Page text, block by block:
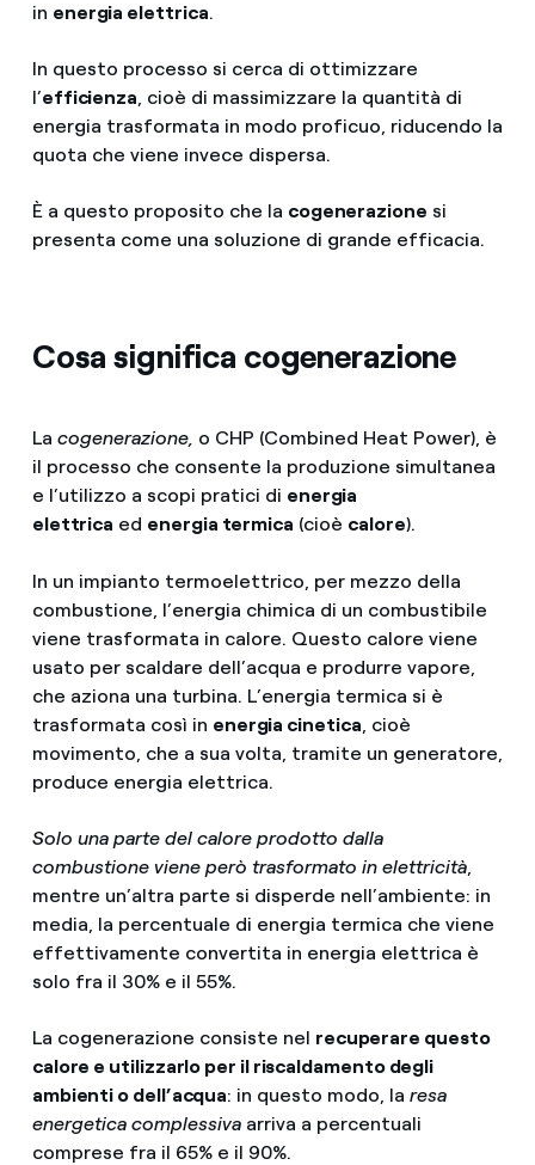
in energia elettrica.
In questo processo si cerca di ottimizzare
l’efficienza, cioè di massimizzare la quantità di
energia trasformata in modo proficuo, riducendo la
quota che viene invece dispersa.
È a questo proposito che la cogenerazione si
presenta come una soluzione di grande efficacia.
Cosa significa cogenerazione
La cogenerazione, o CHP (Combined Heat Power), è
il processo che consente la produzione simultanea
e l’utilizzo a scopi pratici di energia
elettrica ed energia termica (cioè calore).
In un impianto termoelettrico, per mezzo della
combustione, l’energia chimica di un combustibile
viene trasformata in calore. Questo calore viene
usato per scaldare dell’acqua e produrre vapore,
che aziona una turbina. L’energia termica si è
trasformata così in energia cinetica , cioè
movimento, che a sua volta, tramite un generatore,
produce energia elettrica.
Solo una parte del calore prodotto dalla
combustione viene però trasformato in elettricità,
mentre un’altra parte si disperde nell’ambiente: in
media, la percentuale di energia termica che viene
effettivamente convertita in energia elettrica è
solo fra il 30% e il 55%.
La cogenerazione consiste nel recuperare questo
calore e utilizzarlo per il riscaldamento degli
ambienti o dell’acqua: in questo modo, laresa
energetica complessivaarriva a percentuali
comprese fra il 65% e il 90%.